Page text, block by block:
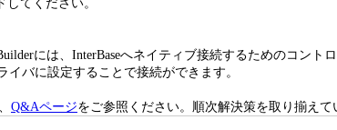
てください。
には、InterBaseへネイティブ接続するためのコン
イバに設定することで接続ができます。
Q&Aページをご参照ください。順次解決策を取り揃えて